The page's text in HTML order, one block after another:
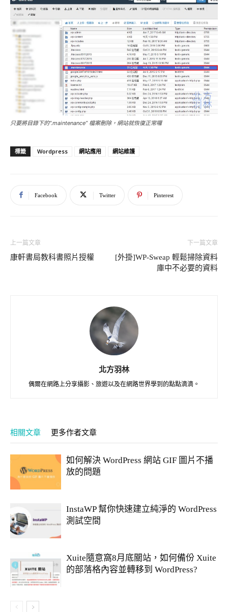
只要將目錄下的“.maintenance” 檔案刪除，網站就恢復正常囉
標籤 Wordpress 網站應用 網站維護
Facebook Twitter Pinterest
上一篇文章
康軒書局教科書照片授權
下一篇文章
[外掛]WP-Sweap 輕鬆掃除資料
庫中不必要的資料
北方羽林
偶爾在網路上分享攝影、旅遊以及在網路世界學到的點點滴滴。
相關文章 更多作者文章
如何解決 WordPress 網站 GIF 圖片不播
放的問題
InstaWP 幫你快速建立純淨的 WordPress
測試空間
Xuite隨意窩8月底關站，如何備份 Xuite
的部落格內容並轉移到 WordPress?